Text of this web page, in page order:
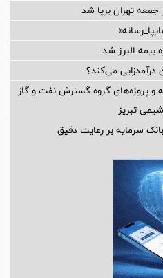
تهران برپا شد
بيمه البرز شد
درآمدزایی می‌کند؟
و پروژه‌های گروه گسترش نفت و گاز
تبریز
سرمایه بر رعایت دقیق